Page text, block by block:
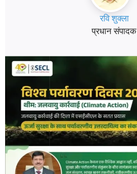
रवि शुक्ला
प्रधान संपादक